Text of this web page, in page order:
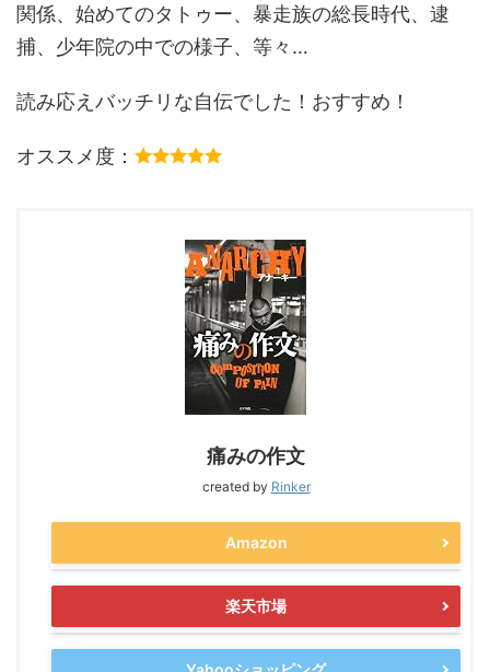
関係、始めてのタトゥー、暴走族の総長時代、逮
捕、少年院の中での様子、等々…
読み応えバッチリな自伝でした！おすすめ！
オススメ度：
痛みの作文
created by Rinker
Amazon
楽天市場